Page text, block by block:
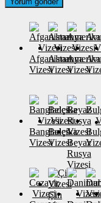
Afganistan
Vizesi
Almanya
Vizesi
Amerika
Vizesi
Banglades
Vizesi
Belçika
VizesiBeyaz
Rusya
Vizesi
Çin